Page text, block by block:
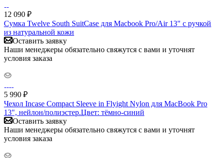
12 090 ₽
Сумка Twelve South SuitCase для Macbook Pro/Air 13" с ручкой
из натуральной кожи
Оставить заявку
Наши менеджеры обязательно свяжутся с вами и уточнят
условия заказа
5 990 ₽
Чехол Incase Compact Sleeve in Flyight Nylon для MacBook Pro
13", нейлон/полиэстер.Цвет: тёмно-синий
Оставить заявку
Наши менеджеры обязательно свяжутся с вами и уточнят
условия заказа